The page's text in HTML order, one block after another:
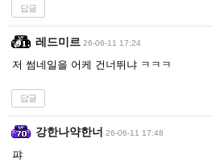
답글
레드미르 26-06-11 17:24
저 썸네일을 어케 건너뛰냐 ㅋㅋㅋ
답글
강한나약한너 26-06-11 17:48
퍄